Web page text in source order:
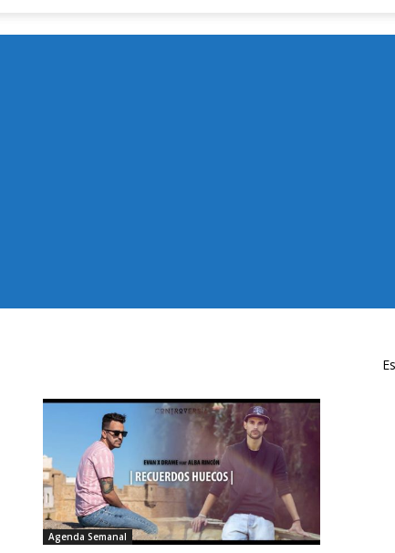
Agenda Semanal